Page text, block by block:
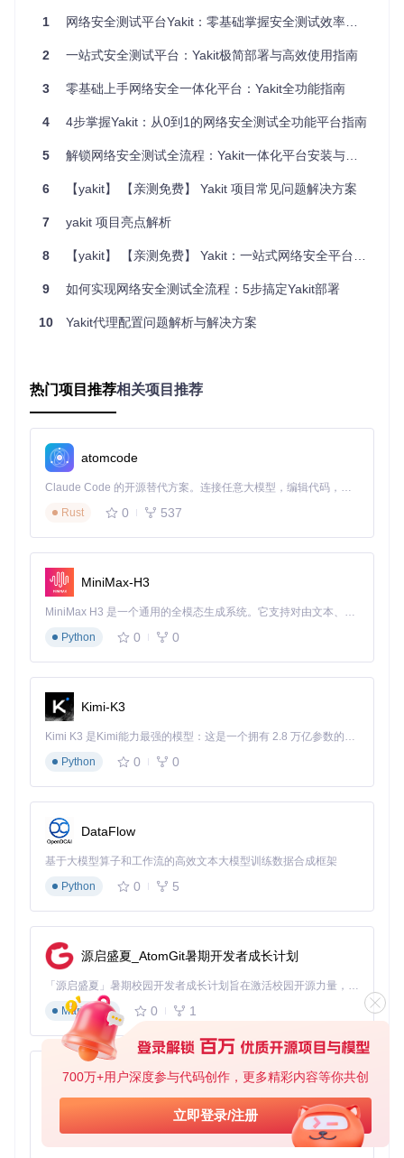
700万+用户深度参与代码创作，更多精彩内容等你共创
立即登录/注册
✅Yarn包管理器安装使用npm全局安装Yarn：
npm install -g yarn
✅Git版本控制工具 从Git官网下载对应系统的安装包，完成后
配置用户信息：
git config --global user.email
：Linux系统可能需要额外安装build-essential包：
1. 获取代码库
git clone
cd
2. 安装项目依赖
使用Yarn安装所有依赖包：
3. 启动应用程序
开发模式启动Yakit：
首次启动会自动编译前端资源，可能需要3-5分钟，请耐心等
待。成功启动后将自动打开应用界面。
核心功能探索：从基础到进阶
MITM交互式劫持技术
Yakit的中间人劫持模块支持实时流量捕获与修改，通过简单配
置即可实现：
在"MITM交互劫持"标签页设置监听端口
启用HTTPS证书信任
开始捕获并分析流量
Web模糊测试工作流
Web Fuzzer模块提供强大的漏洞探测能力：
实时响应分析与结果标记
1 网络安全测试平台Yakit：零基础掌握安全测试效率提升指南
2 一站式安全测试平台：Yakit极简部署与高效使用指南
3 零基础上手网络安全一体化平台：Yakit全功能指南
4 4步掌握Yakit：从0到1的网络安全测试全功能平台指南
5 解锁网络安全测试全流程：Yakit一体化平台安装与实战指南
6 【yakit】 【亲测免费】 Yakit 项目常见问题解决方案
7 yakit 项目亮点解析
8 【yakit】 【亲测免费】 Yakit：一站式网络安全平台安装与配置指南
9 如何实现网络安全测试全流程：5步搞定Yakit部署
10 Yakit代理配置问题解析与解决方案
热门项目推荐相关项目推荐
atomcode
Claude Code 的开源替代方案。连接任意大模型，编辑代码，运行命令，自动验证 — 全自动执行。用 Rust 构建，极致性能。 ｜ An open-source alternative to Claude Code. Connect any LLM, edit code, run commands, and verify changes — autonomously. Built in Rust for speed. Get Started
Rust
0 537
MiniMax-H3
MiniMax H3 是一个通用的全模态生成系统。它支持对由文本、图像、视频和音频组成的多模态上下文进行统一理解，并能生成分辨率高达 2K、时长可达 15 秒的带原生立体声音频的视频。得益于面向任务泛化的系统设计，H3 在预训练阶段就已具备广泛的多模态上下文理解与生成能力，能够出色地执行复杂的多模态指令。
Python
0 0
Kimi-K3
Kimi K3 是Kimi能力最强的模型：这是一个拥有 2.8 万亿参数的混合专家（MoE）模型，具备原生视觉理解能力，并支持 100 万 token 的上下文窗口。
Python
0 0
DataFlow
基于大模型算子和工作流的高效文本大模型训练数据合成框架
Python
0 5
源启盛夏_AtomGit暑期开发者成长计划
「源启盛夏」暑期校园开发者成长计划旨在激活校园开源力量，通过积分激励、认证扶持、资源倾斜等形式，引导高校组织和开发者完成「入驻 — 建项目 — 做贡献 — 获认证 — 得资源」的完整闭环。无论你是想带领社团入驻平台的组织者，还是希望用代码贡献证明自己的开发者，都能在这里找到属于你的成长路径。
Markdown
0 1
py-xiaozhi
基于Python的Xiaozhi AI，适用于想要完整Xiaozhi体验而无需拥有专用硬件的用户。
Python
0 1